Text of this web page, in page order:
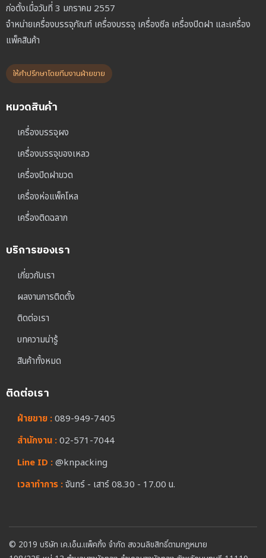
ก่อตั้งเมื่อวันที่ 3 มกราคม 2557
จำหน่ายเครื่องบรรจุภัณฑ์ เครื่องบรรจุ เครื่องซีล เครื่องปิดฝา และเครื่อง
แพ็คสินค้า
ให้คำปรึกษาโดยทีมงานฝ่ายขาย
หมวดสินค้า
เครื่องบรรจุผง
เครื่องบรรจุของเหลว
เครื่องปิดฝาขวด
เครื่องห่อแพ็คโหล
เครื่องติดฉลาก
บริการของเรา
เกี่ยวกับเรา
ผลงานการติดตั้ง
ติดต่อเรา
บทความน่ารู้
สินค้าทั้งหมด
ติดต่อเรา
ฝ่ายขาย :089-949-7405
สำนักงาน :02-571-7044
Line ID :@knpacking
เวลาทำการ :จันทร์ - เสาร์ 08.30 - 17.00 น.
© 2019 บริษัท เค.เอ็น.แพ็คกิ้ง จำกัด สงวนลิขสิทธิ์ตามกฎหมาย